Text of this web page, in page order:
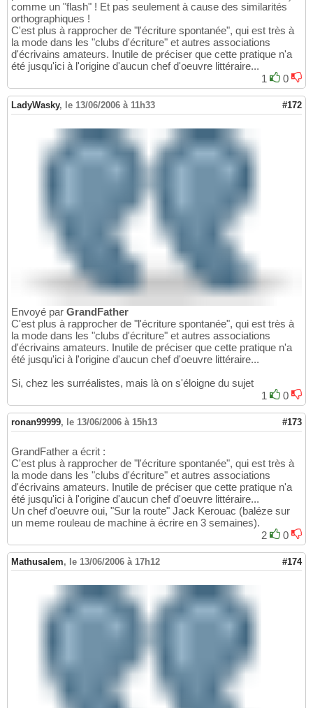
comme un "flash" ! Et pas seulement à cause des similarités
orthographiques !
C'est plus à rapprocher de "l'écriture spontanée", qui est très à
la mode dans les "clubs d'écriture" et autres associations
d'écrivains amateurs. Inutile de préciser que cette pratique n'a
été jusqu'ici à l'origine d'aucun chef d'oeuvre littéraire...
1
0
LadyWasky, le 13/06/2006 à 11h33 #172
Envoyé par GrandFather
C'est plus à rapprocher de "l'écriture spontanée", qui est très à
la mode dans les "clubs d'écriture" et autres associations
d'écrivains amateurs. Inutile de préciser que cette pratique n'a
été jusqu'ici à l'origine d'aucun chef d'oeuvre littéraire...
Si, chez les surréalistes, mais là on s'éloigne du sujet
1
0
ronan99999, le 13/06/2006 à 15h13 #173
GrandFather a écrit :
C'est plus à rapprocher de "l'écriture spontanée", qui est très à
la mode dans les "clubs d'écriture" et autres associations
d'écrivains amateurs. Inutile de préciser que cette pratique n'a
été jusqu'ici à l'origine d'aucun chef d'oeuvre littéraire...
Un chef d'oeuvre oui, "Sur la route" Jack Kerouac (baléze sur
un meme rouleau de machine à écrire en 3 semaines).
2
0
Mathusalem, le 13/06/2006 à 17h12 #174